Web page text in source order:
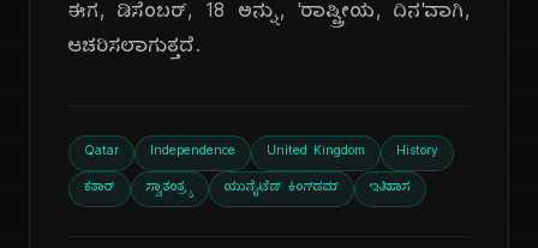
ಈಗ, ಡಿಸೆಂಬರ್, 18 ಅನ್ನು, 'ರಾಷ್ಟ್ರೀಯ, ದಿನ'ವಾಗಿ,
ಆಚರಿಸಲಾಗುತ್ತದೆ.
Qatar Independence United Kingdom History
ಕತಾರ್ ಸ್ವಾತಂತ್ರ್ಯ ಯುನೈಟೆಡ್ ಕಿಂಗ್‌ಡಮ್ ಇತಿಹಾಸ